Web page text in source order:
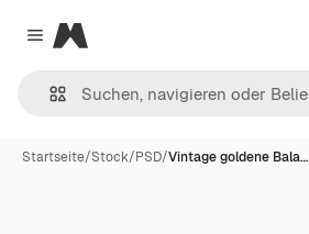
Close menu
Magnific
Startseite/Stock/PSD/Vintage goldene Bala…